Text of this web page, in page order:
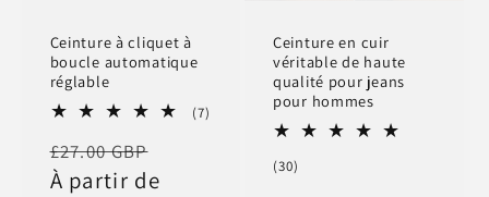
Ceinture à cliquet à
boucle automatique
réglable
(7)
Prix
habituel
£27.00 GBP
promotionnel
À partir de
Ceinture en cuir
véritable de haute
qualité pour jeans
pour hommes
(30)